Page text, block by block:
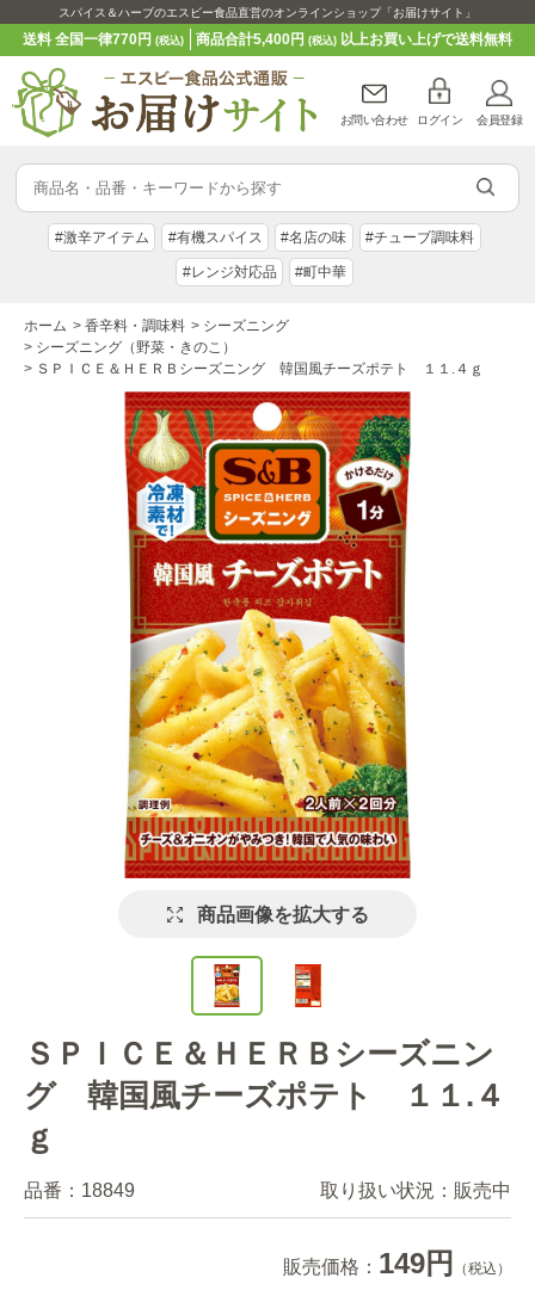
スパイス＆ハーブのエスビー食品直営のオンラインショップ「お届けサイト」
送料 全国一律770円(税込) 商品合計5,400円 (税込)以上お買い上げで送料無料
お問い合わせ ログイン 会員登録
#激辛アイテム #有機スパイス #名店の味 #チューブ調味料
#レンジ対応品 #町中華
ホーム > 香辛料・調味料 > シーズニング
> シーズニング（野菜・きのこ）
> ＳＰＩＣＥ＆ＨＥＲＢシーズニング 韓国風チーズポテト １１.４ｇ
商品画像を拡大する
ＳＰＩＣＥ＆ＨＥＲＢシーズニン
グ 韓国風チーズポテト １１.４
ｇ
品番： 18849 取り扱い状況： 販売中
販売価格： 149円 （税込）